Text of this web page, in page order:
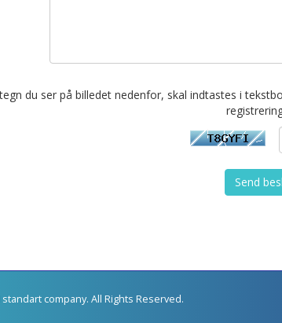
du ser på billedet nedenfor, skal indtastes i
Send
company. All Rights Reserved.